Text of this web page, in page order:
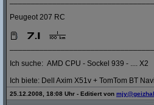
Peugeot 207 RC
Ich suche: AMD CPU - Sockel 939 - .... X2
Ich biete: Dell Axim X51v + TomTom BT
25.12.2008, 18:08 Uhr - Editiert von